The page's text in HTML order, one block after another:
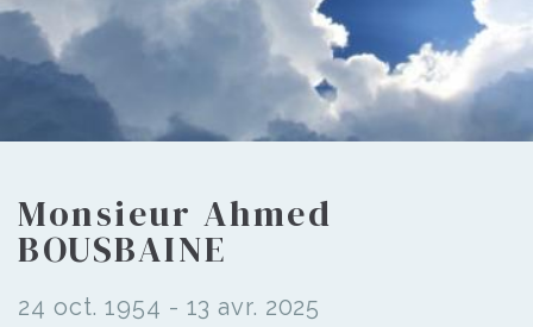
Monsieur Ahmed
BOUSBAINE
24 oct. 1954 - 13 avr. 2025